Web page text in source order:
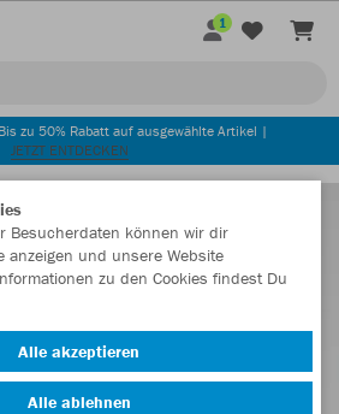
1
zu 50% Rabatt auf ausgewählte Artikel |
JETZT ENTDECKEN
Besucherdaten können wir dir
anzeigen und unsere Website
zu den Cookies findest Du
Alle akzeptieren
Alle ablehnen